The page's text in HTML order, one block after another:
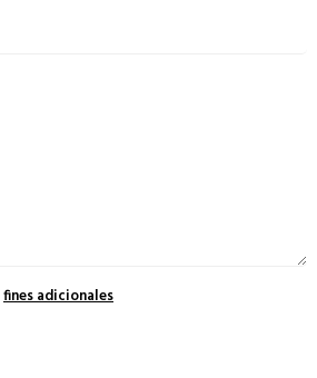
fines adicionales